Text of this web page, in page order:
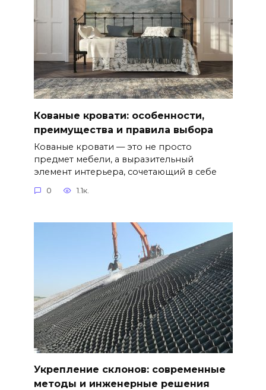
Кованые кровати: особенности,
преимущества и правила выбора
Кованые кровати — это не просто
предмет мебели, а выразительный
элемент интерьера, сочетающий в себе
0 1.1к.
Укрепление склонов: современные
методы и инженерные решения